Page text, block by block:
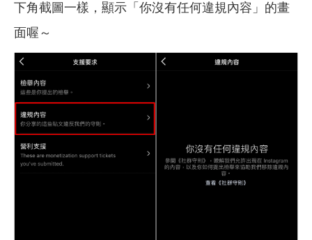
下角截圖一樣，顯示「你沒有任何違規內容」的畫
面喔～